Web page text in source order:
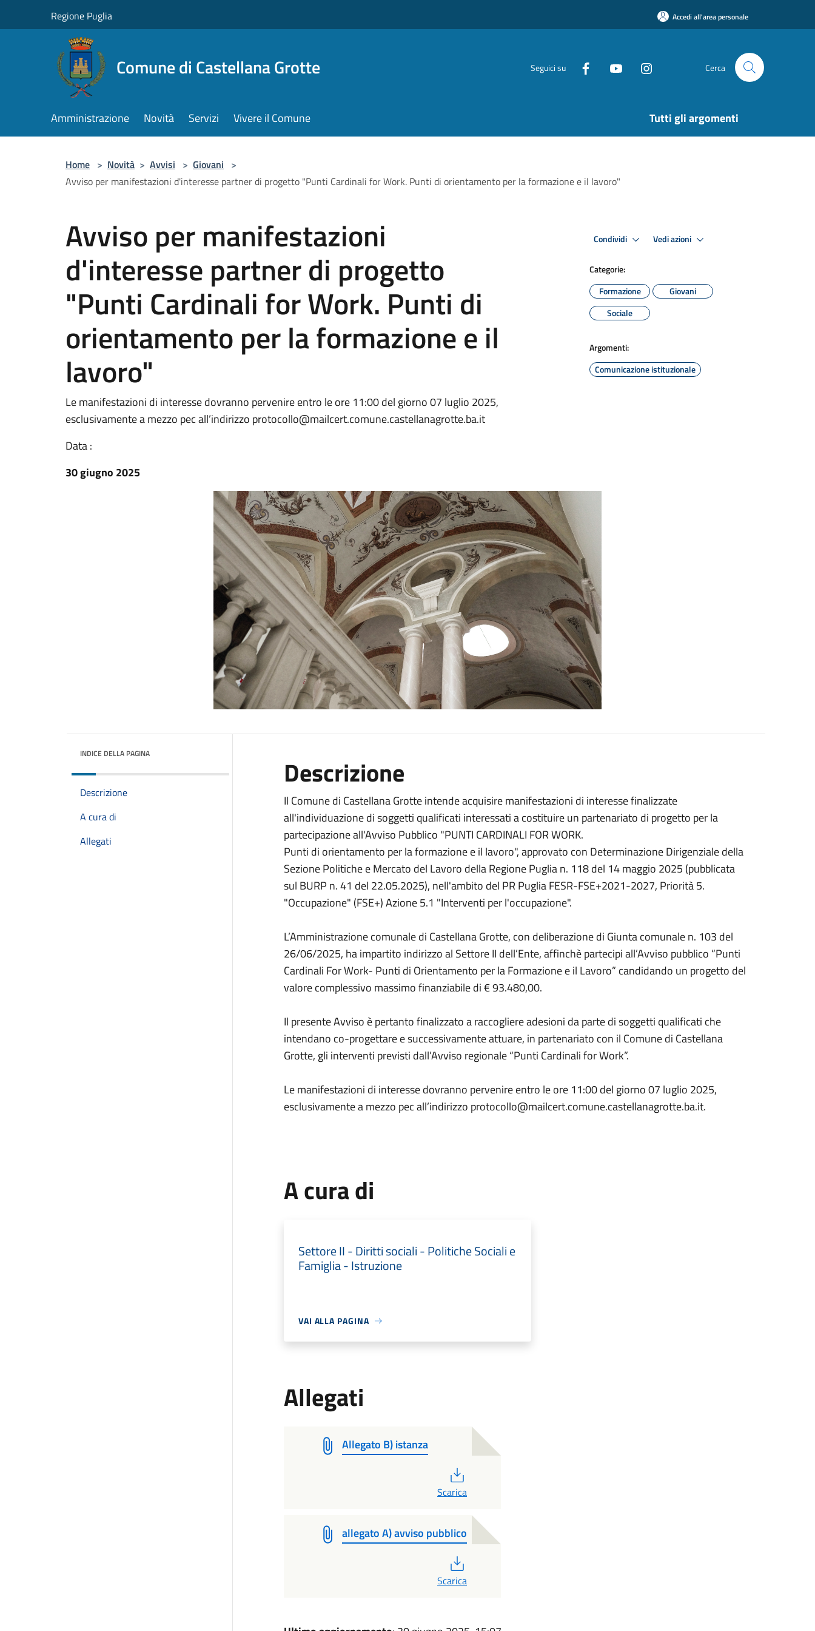
Regione Puglia Accedi all'area personale
Comune di Castellana Grotte Seguici su Cerca
Amministrazione Novità Servizi Vivere il Comune Tutti gli argomenti
Home > Novità > Avvisi > Giovani >
Avviso per manifestazioni d'interesse partner di progetto "Punti Cardinali for Work. Punti di orientamento per la formazione e il lavoro"
Avviso per manifestazioni
d'interesse partner di progetto
"Punti Cardinali for Work. Punti di
orientamento per la formazione e il
lavoro"
Le manifestazioni di interesse dovranno pervenire entro le ore 11:00 del giorno 07 luglio 2025,
esclusivamente a mezzo pec all’indirizzo protocollo@mailcert.comune.castellanagrotte.ba.it
Data :
30 giugno 2025
Condividi Vedi azioni
Categorie:
Formazione
Giovani
Sociale
Argomenti:
Comunicazione istituzionale
INDICE DELLA PAGINA
Descrizione
A cura di
Allegati
Descrizione
Il Comune di Castellana Grotte intende acquisire manifestazioni di interesse finalizzate
all'individuazione di soggetti qualificati interessati a costituire un partenariato di progetto per la
partecipazione all'Avviso Pubblico "PUNTI CARDINALI FOR WORK.
Punti di orientamento per la formazione e il lavoro", approvato con Determinazione Dirigenziale della
Sezione Politiche e Mercato del Lavoro della Regione Puglia n. 118 del 14 maggio 2025 (pubblicata
sul BURP n. 41 del 22.05.2025), nell'ambito del PR Puglia FESR-FSE+2021-2027, Priorità 5.
"Occupazione" (FSE+) Azione 5.1 "Interventi per l'occupazione".
L’Amministrazione comunale di Castellana Grotte, con deliberazione di Giunta comunale n. 103 del
26/06/2025, ha impartito indirizzo al Settore II dell’Ente, affinchè partecipi all’Avviso pubblico “Punti
Cardinali For Work- Punti di Orientamento per la Formazione e il Lavoro” candidando un progetto del
valore complessivo massimo finanziabile di € 93.480,00.
Il presente Avviso è pertanto finalizzato a raccogliere adesioni da parte di soggetti qualificati che
intendano co-progettare e successivamente attuare, in partenariato con il Comune di Castellana
Grotte, gli interventi previsti dall’Avviso regionale “Punti Cardinali for Work”.
Le manifestazioni di interesse dovranno pervenire entro le ore 11:00 del giorno 07 luglio 2025,
esclusivamente a mezzo pec all’indirizzo protocollo@mailcert.comune.castellanagrotte.ba.it.
A cura di
Settore II - Diritti sociali - Politiche Sociali e
Famiglia - Istruzione
VAI ALLA PAGINA
Allegati
Allegato B) istanza
Scarica
allegato A) avviso pubblico
Scarica